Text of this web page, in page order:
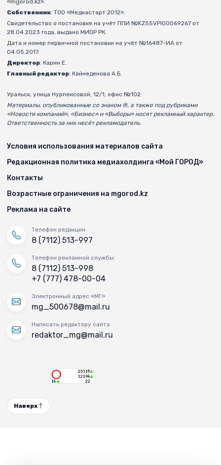
«mgorod.kz».
Собственник: ТОО «Медиастарт 2012».
Свидетельство о постановке на учёт ППИ №KZ55VPI00069267 от
28.04.2023 года, выдано МИОР РК.
Дата и номер первичной постановки на учёт №16487-ИА от
04.05.2017.
Директор: Карин Е.
Главный редактор: Кайнеденова А.Б.
Уральск, улица Нурпеисовой, 12/1, офис №102.
Материалы, опубликованные со знаком ®, а также под рубриками
«Новости компаний», «Бизнес» и «Выборы» носят рекламный характер.
Ответственность за них несёт рекламодатель.
Условия использования материалов сайта
Редакционная политика медиахолдинга «Мой ГОРОД»
Контакты
Возрастные ограничения на mgorod.kz
Реклама на сайте
Телефон редакции
8 (7112) 513-997
Телефон рекламной службы
8 (7112) 513-998
+7 (777) 478-00-04
Электронный адрес «МГ»
mg_500678@mail.ru
Написать редактору сайта
redaktor_mg@mail.ru
Наверх